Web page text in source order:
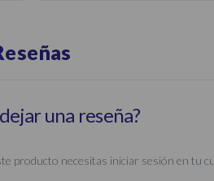
una reseña?
producto necesitas iniciar sesión en tu